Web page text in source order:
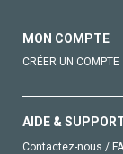
MON COMPTE
CRÉER UN COMPTE
AIDE &
Contactez-nous /